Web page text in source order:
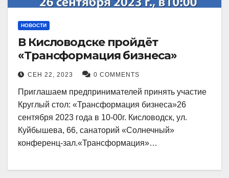
НОВОСТИ
В Кисловодске пройдёт
«Трансформация бизнеса»
СЕН 22, 2023 0 COMMENTS
Приглашаем предпринимателей принять участие
Круглый стол: «Трансформация бизнеса»26
сентября 2023 года в 10-00г. Кисловодск, ул.
Куйбышева, 66, санаторий «Солнечный»
конференц-зал.«Трансформация»…